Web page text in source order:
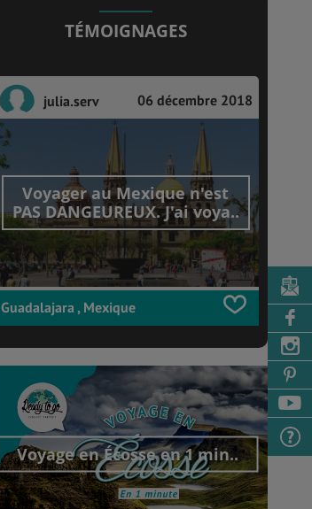
TÉMOIGNAGES
julia.serv 06 décembre 2018
Voyager au Mexique n'est
PAS DANGEUREUX. J'ai voya..
Guadalajara , Mexique
Voyage en Écosse en 1 min..